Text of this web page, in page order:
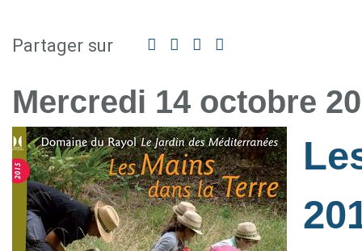
Partager sur Facebook
TwitterLinkedin
Mercredi 14 octobre